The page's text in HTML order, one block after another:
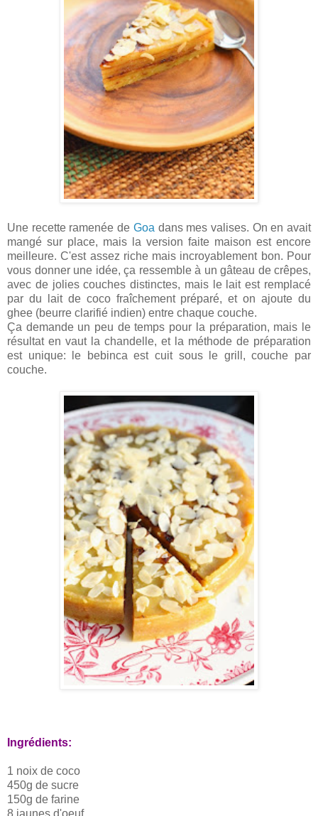
Une recette ramenée de Goa dans mes valises. On en avait
mangé sur place, mais la version faite maison est encore
meilleure. C'est assez riche mais incroyablement bon. Pour
vous donner une idée, ça ressemble à un gâteau de crêpes,
avec de jolies couches distinctes, mais le lait est remplacé
par du lait de coco fraîchement préparé, et on ajoute du
ghee (beurre clarifié indien) entre chaque couche.
Ça demande un peu de temps pour la préparation, mais le
résultat en vaut la chandelle, et la méthode de préparation
est unique: le bebinca est cuit sous le grill, couche par
couche.
Ingrédients:
1 noix de coco
450g de sucre
150g de farine
8 jaunes d'oeuf